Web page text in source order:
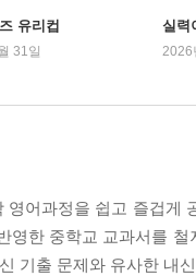
유리컵
31일
실력
2026
영어과정을 쉽고 즐겁게
영한 중학교 교과서를
기출 문제와 유사한 내